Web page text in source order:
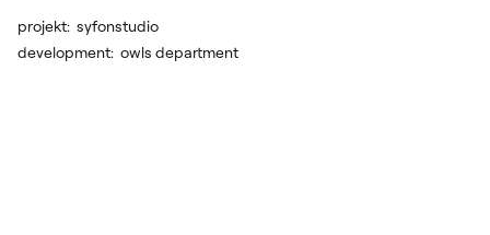
projekt: syfonstudio
development: owls department